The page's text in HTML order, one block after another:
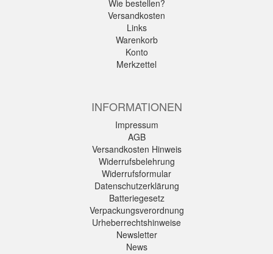
Wie bestellen?
Versandkosten
Links
Warenkorb
Konto
Merkzettel
INFORMATIONEN
Impressum
AGB
Versandkosten Hinweis
Widerrufsbelehrung
Widerrufsformular
Datenschutzerklärung
Batteriegesetz
Verpackungsverordnung
Urheberrechtshinweise
Newsletter
News